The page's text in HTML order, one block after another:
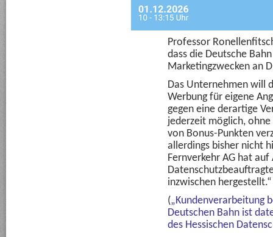
Professor
dass die Deutsche
Marketingzwecken an
Das Unternehmen will
Werbung für eigene
gegen eine derartige
jederzeit möglich, ohne
von Bonus-Punkten
allerdings bisher nicht
Fernverkehr AG hat auf
inzwischen hergestellt.“
(„Kundenverarbeitung
Deutschen Bahn ist
des Hessischen